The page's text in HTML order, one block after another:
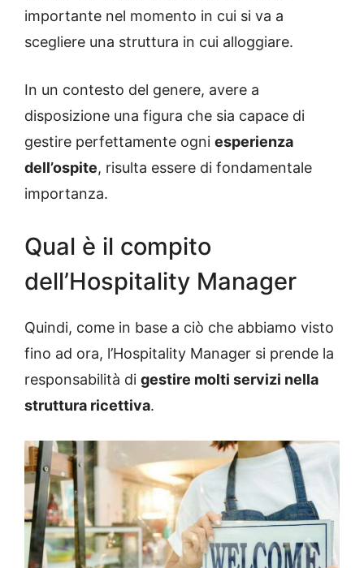
importante nel momento in cui si va a
scegliere una struttura in cui alloggiare.
In un contesto del genere, avere a
disposizione una figura che sia capace di
gestire perfettamente ogni esperienza
dell’ospite, risulta essere di fondamentale
importanza.
Qual è il compito
dell’Hospitality Manager
Quindi, come in base a ciò che abbiamo visto
fino ad ora, l’Hospitality Manager si prende la
responsabilità di gestire molti servizi nella
struttura ricettiva.